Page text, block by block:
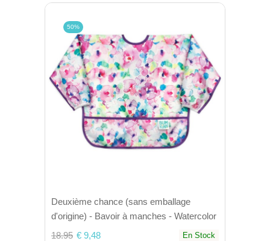
50%
Deuxième chance (sans emballage
d'origine) - Bavoir à manches - Watercolor
18.95 € 9,48 En Stock